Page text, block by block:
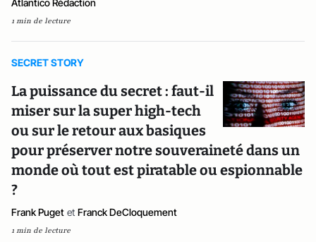
Atlantico Rédaction
1 min de lecture
SECRET STORY
La puissance du secret : faut-il
miser sur la super high-tech
ou sur le retour aux basiques
pour préserver notre souveraineté dans un
monde où tout est piratable ou espionnable
?
Frank Puget et Franck DeCloquement
1 min de lecture